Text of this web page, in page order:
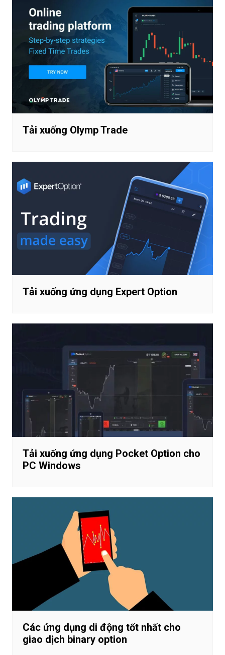
Tải xuống Olymp Trade
Tải xuống ứng dụng Expert Option
Tải xuống ứng dụng Pocket Option cho
PC Windows
Các ứng dụng di động tốt nhất cho
giao dịch binary option